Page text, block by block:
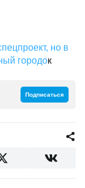
но в
городок
Подписаться